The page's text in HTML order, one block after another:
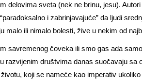
delovima sveta (nek ne brinu, jesu).
i zabrinjavajuće” da ljudi
malo ili nimalo bolesti, žive u nekim od
savremenog čoveka ili smo gas ada
razvijenim društvima danas suočavaju
koji se nameće kao imperativ